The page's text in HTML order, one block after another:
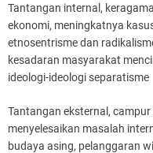
Tantangan internal,
ekonomi, meningkatnya
etnosentrisme dan
kesadaran masyarakat
ideologi-ideologi separatisme
Tantangan eksternal,
menyelesaikan masalah
budaya asing, pelanggaran